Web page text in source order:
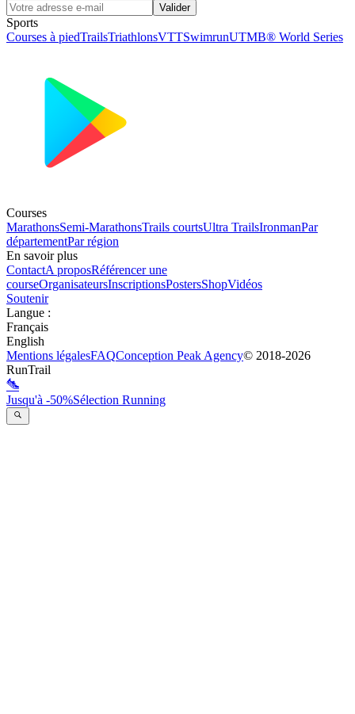
Valider
Sports
Courses à piedTrailsTriathlonsVTTSwimrunUTMB® World Series
Courses
MarathonsSemi-MarathonsTrails courtsUltra TrailsIronmanPar
départementPar région
En savoir plus
ContactA proposRéférencer une
courseOrganisateursInscriptionsPostersShopVidéos
Soutenir
Langue :
Français
English
Mentions légalesFAQConception Peak Agency© 2018-2026
RunTrail
Jusqu'à -50%Sélection Running